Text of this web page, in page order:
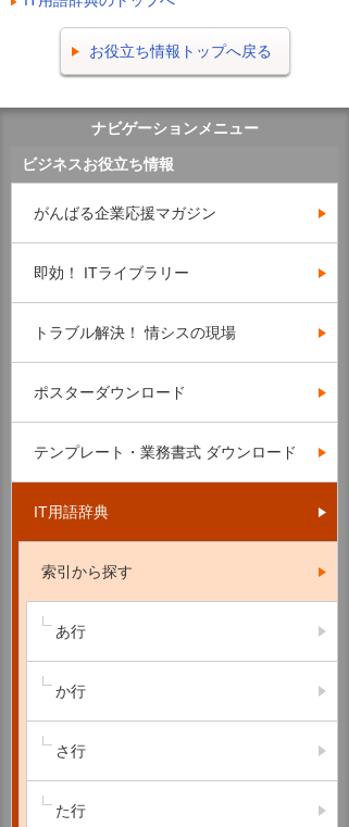
お役立ち情報トップへ戻る
ナビゲーションメニュー
ビジネスお役立ち情報
がんばる企業応援マガジン
即効！ ITライブラリー
トラブル解決！ 情シスの現場
ポスターダウンロード
テンプレート・業務書式 ダウンロード
IT用語辞典
索引から探す
あ行
か行
さ行
た行